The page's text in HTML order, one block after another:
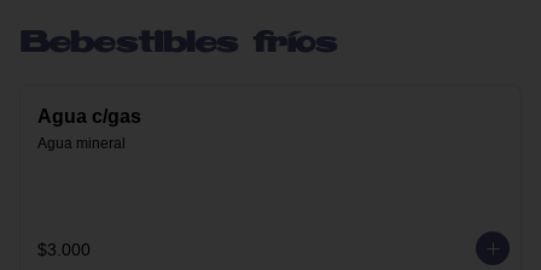
Bebestibles fríos
Agua c/gas
Agua mineral
$3.000